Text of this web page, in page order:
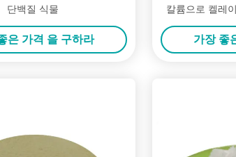
단백질 식물
은 가격 을 구하라
칼륨으로 켈레
향
가장 좋